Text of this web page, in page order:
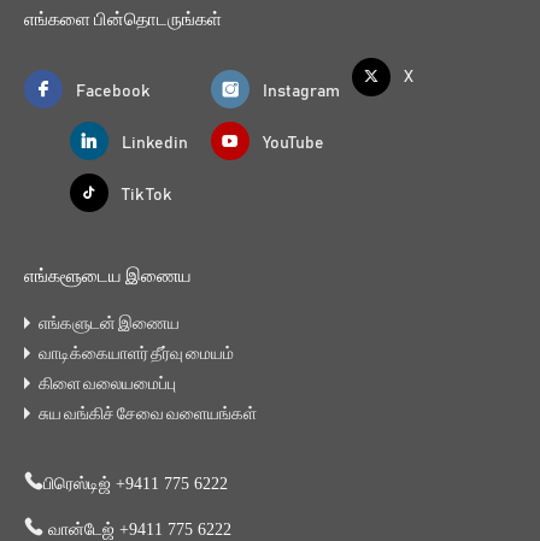
எங்களை பின்தொடருங்கள்
Facebook Instagram
X
Linkedin YouTube
Tik Tok
எங்களூடைய இணைய
எங்களுடன் இணைய
வாடிக்கையாளர் தீர்வு மையம்
கிளை வலையமைப்பு
சுய வங்கிச் சேவை வளையங்கள்
பிரெஸ்டிஜ் +9411 775 6222
வான்டேஜ் +9411 775 6222